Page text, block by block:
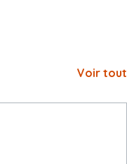
Voir tout